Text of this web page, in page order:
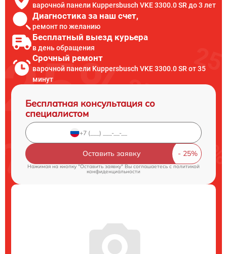
варочной панели Kuppersbusch VKE 3300.0 SR до 3 лет
Диагностика за наш счет,
ремонт по желанию
Бесплатный выезд курьера
в день обращения
Срочный ремонт
варочной панели Kuppersbusch VKE 3300.0 SR от 35
минут
Бесплатная консультация со
специалистом
Оставить заявку
Нажимая на кнопку "Оставить заявку" Вы соглашаетесь c политикой
конфиденциальности